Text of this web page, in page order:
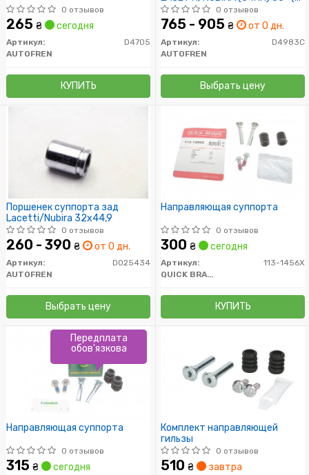
0 отзывов
265 ₴ сегодня
Артикул:
D4705
AUTOFREN
КУПИТЬ
поршнем)
0 отзывов
765 - 905 ₴ от 0 дн.
Артикул:
D4983C
AUTOFREN
Выбрать цену
Поршенек суппорта зад
Lacetti/Nubira 32x44,9
0 отзывов
260 - 390 ₴ от 0 дн.
Артикул:
D025434
AUTOFREN
Выбрать цену
Направляющая суппорта
0 отзывов
300 ₴ сегодня
Артикул:
113-1456X
QUICK BRAKE
КУПИТЬ
Направляющая суппорта
0 отзывов
315 ₴ сегодня
Передплата
обов'язкова
Комплект направляющей
гильзы
0 отзывов
510 ₴ завтра